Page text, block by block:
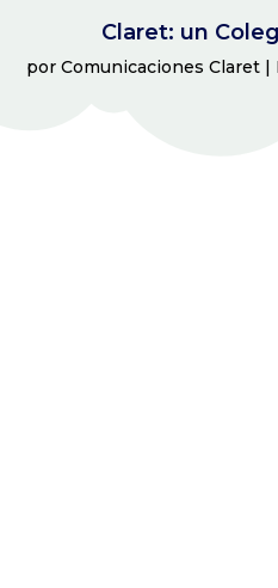
Claret: un
por Comunicaciones Claret|